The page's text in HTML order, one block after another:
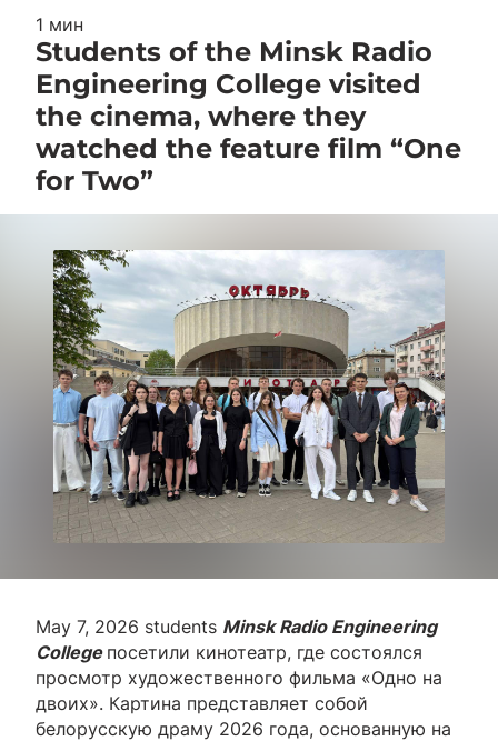
1 мин
Students of the Minsk Radio
Engineering College visited
the cinema, where they
watched the feature film “One
for Two”
May 7, 2026 students Minsk Radio Engineering
College посетили кинотеатр, где состоялся
просмотр художественного фильма «Одно на
двоих». Картина представляет собой
белорусскую драму 2026 года, основанную на